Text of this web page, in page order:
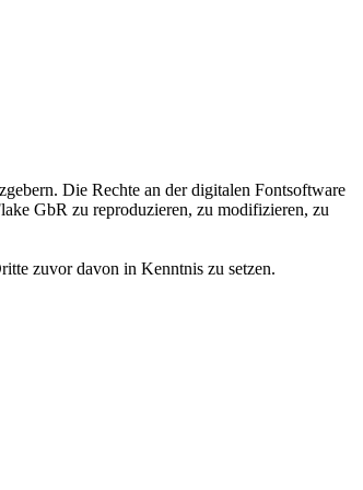
Die Rechte an der digitalen Fontsoftware
GbR zu reproduzieren, zu modifizieren, zu
zuvor davon in Kenntnis zu setzen.